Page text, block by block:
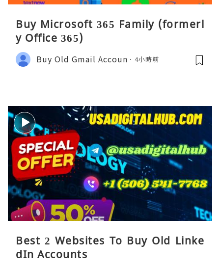
Buy Microsoft 365 Family (formerl
y Office 365)
Buy Old Gmail Accoun 4小時前
Best 2 Websites To Buy Old Linke
dIn Accounts